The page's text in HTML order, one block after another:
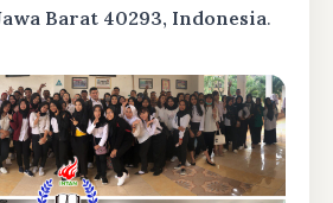
Barat 40293, Indonesia.